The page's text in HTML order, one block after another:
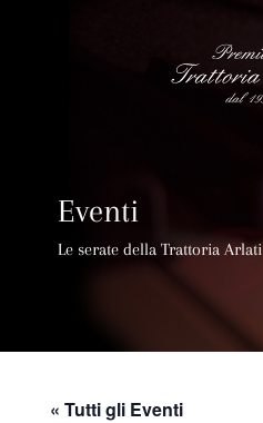
Eventi
Le serate della Trattoria Arlati
« Tutti gli Eventi